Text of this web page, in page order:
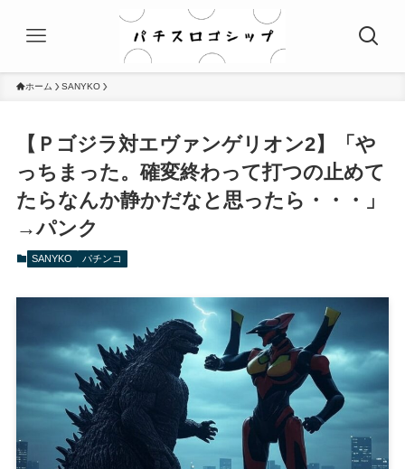
ホーム SANYKO
【Ｐゴジラ対エヴァンゲリオン2】「や
っちまった。確変終わって打つの止めて
たらなんか静かだなと思ったら・・・」
→パンク
SANYKO パチンコ